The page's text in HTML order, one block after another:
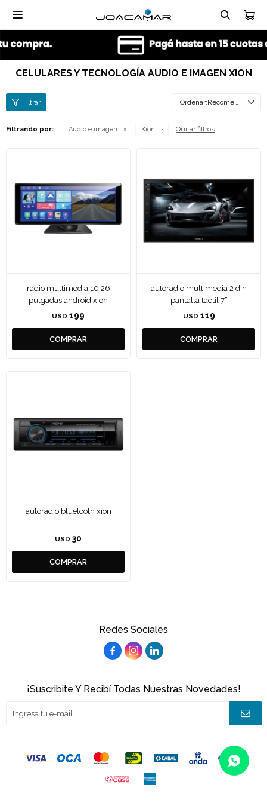

CELULARES Y TECNOLOGÍA AUDIO E IMAGEN XION
Recomendados
Filtrando por: Audio e imagen Xion Quitar filtros
radio multimedia 10,26
pulgadas android xion
USD 199
autoradio multimedia 2 din
pantalla tactil 7”
USD 119
autoradio bluetooth xion
USD 30
Redes Sociales
  
¡Suscribite Y Recibí Todas Nuestras Novedades!